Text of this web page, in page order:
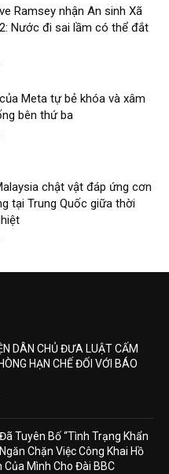
Ramsey nhận An sinh Xã
Nước đi sai lầm có thể đắt
Meta tự bẻ khóa và xâm
bên thứ ba
chật vật đáp ứng cơn
tại Trung Quốc giữa thời
DÂN CHỦ ĐƯA LUẬT CẤM
HẠN CHẾ ĐỐI VỚI BÁO
Tuyên Bố “Tình Trạng Khẩn
Chặn Việc Công Khai Hồ
Của Mình Cho Đài BBC